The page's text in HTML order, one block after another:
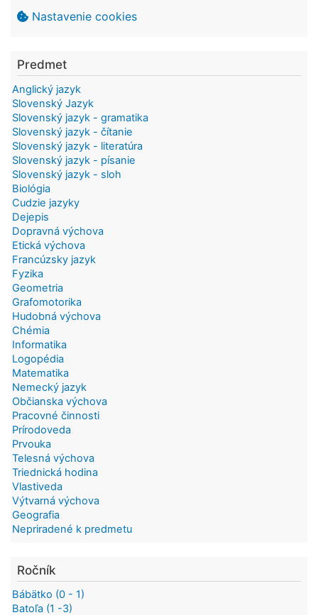
Nastavenie cookies
Predmet
Anglický jazyk
Slovenský Jazyk
Slovenský jazyk - gramatika
Slovenský jazyk - čítanie
Slovenský jazyk - literatúra
Slovenský jazyk - písanie
Slovenský jazyk - sloh
Biológia
Cudzie jazyky
Dejepis
Dopravná výchova
Etická výchova
Francúzsky jazyk
Fyzika
Geometria
Grafomotorika
Hudobná výchova
Chémia
Informatika
Logopédia
Matematika
Nemecký jazyk
Občianska výchova
Pracovné činnosti
Prírodoveda
Prvouka
Telesná výchova
Triednická hodina
Vlastiveda
Výtvarná výchova
Geografia
Nepriradené k predmetu
Ročník
Bábätko (0 - 1)
Batoľa (1 -3)